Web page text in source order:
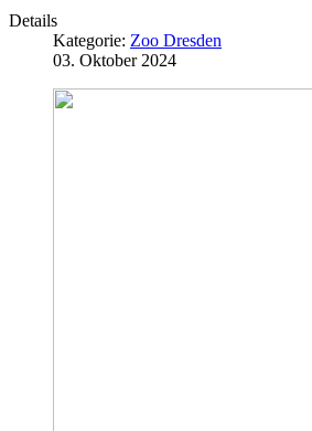
Details
Kategorie: Zoo Dresden
03. Oktober 2024